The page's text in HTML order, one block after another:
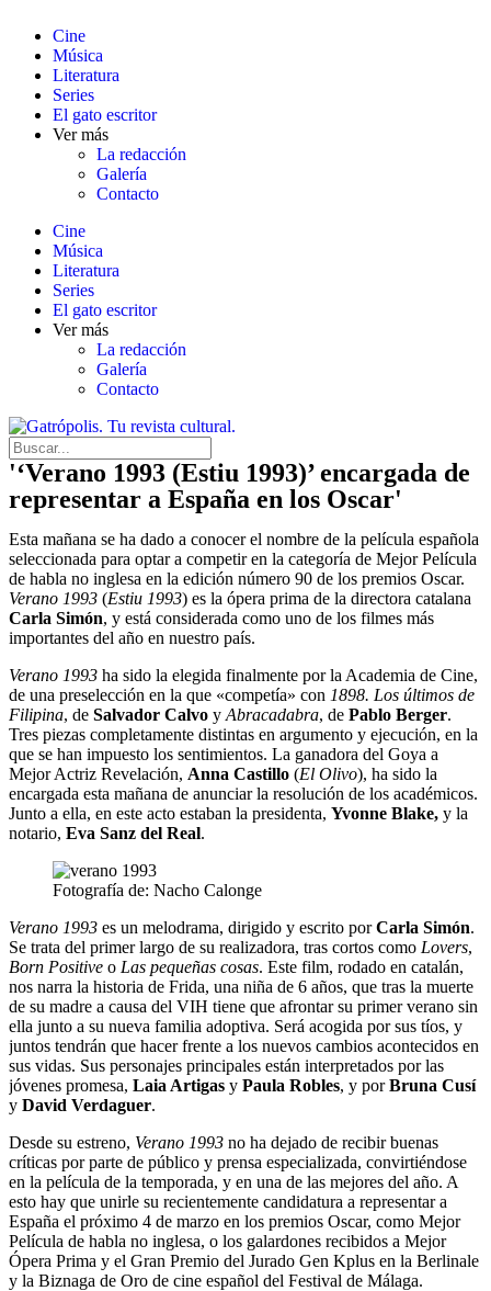
Cine
Música
Literatura
Series
El gato escritor
Ver más
La redacción
Galería
Contacto
Cine
Música
Literatura
Series
El gato escritor
Ver más
La redacción
Galería
Contacto
'‘Verano 1993 (Estiu 1993)’ encargada de
representar a España en los Oscar'
Esta mañana se ha dado a conocer el nombre de la película española
seleccionada para optar a competir en la categoría de Mejor Película
de habla no inglesa en la edición número 90 de los premios Oscar.
Verano 1993 (Estiu 1993) es la ópera prima de la directora catalana
Carla Simón, y está considerada como uno de los filmes más
importantes del año en nuestro país.
Verano 1993 ha sido la elegida finalmente por la Academia de Cine,
de una preselección en la que «competía» con 1898. Los últimos de
Filipina, de Salvador Calvo y Abracadabra, de Pablo Berger.
Tres piezas completamente distintas en argumento y ejecución, en la
que se han impuesto los sentimientos. La ganadora del Goya a
Mejor Actriz Revelación, Anna Castillo (El Olivo), ha sido la
encargada esta mañana de anunciar la resolución de los académicos.
Junto a ella, en este acto estaban la presidenta, Yvonne Blake, y la
notario, Eva Sanz del Real.
Fotografía de: Nacho Calonge
Verano 1993 es un melodrama, dirigido y escrito porCarla Simón.
Se trata del primer largo de su realizadora, tras cortos como Lovers,
Born Positive o Las pequeñas cosas. Este film, rodado en catalán,
nos narra la historia de Frida, una niña de 6 años, que tras la muerte
de su madre a causa del VIH tiene que afrontar su primer verano sin
ella junto a su nueva familia adoptiva. Será acogida por sus tíos, y
juntos tendrán que hacer frente a los nuevos cambios acontecidos en
sus vidas. Sus personajes principales están interpretados por las
jóvenes promesa, Laia Artigas y Paula Robles, y porBruna Cusí
y David Verdaguer.
Desde su estreno, Verano 1993 no ha dejado de recibir buenas
críticas por parte de público y prensa especializada, convirtiéndose
en la película de la temporada, y en una de las mejores del año. A
esto hay que unirle su recientemente candidatura a representar a
España el próximo 4 de marzo en los premios Oscar, como Mejor
Película de habla no inglesa, o los galardones recibidos a Mejor
Ópera Prima y el Gran Premio del Jurado Gen Kplus en la Berlinale
y la Biznaga de Oro de cine español del Festival de Málaga.